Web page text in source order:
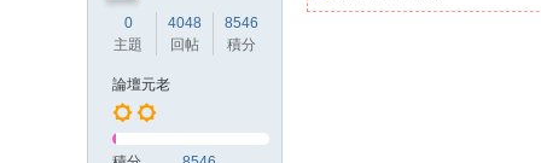
0
主題
4048
回帖
8546
積分
論壇元老